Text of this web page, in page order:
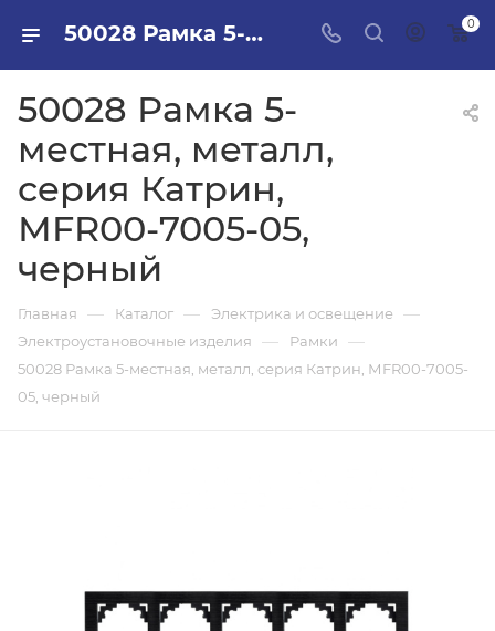
50028 Рамка 5-местная, металл, серия Катрин, МFR00-7005-05, черный в ПИЛОН — купить стройматериалы в интернет-магазине ПИЛОН с доставкой оптом и в розницу 0
50028 Рамка 5-
местная, металл,
серия Катрин,
МFR00-7005-05,
черный
Главная — Каталог — Электрика и освещение —
Электроустановочные изделия — Рамки —
50028 Рамка 5-местная, металл, серия Катрин, МFR00-7005-
05, черный